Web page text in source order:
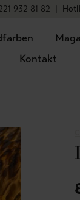
932 81 82 |
Kontakt